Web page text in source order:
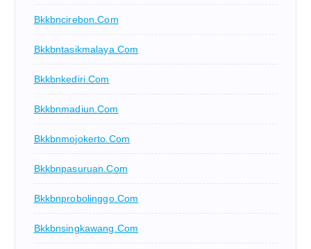
Bkkbncirebon.com
Bkkbntasikmalaya.com
Bkkbnkediri.com
Bkkbnmadiun.com
Bkkbnmojokerto.com
Bkkbnpasuruan.com
Bkkbnprobolinggo.com
Bkkbnsingkawang.com